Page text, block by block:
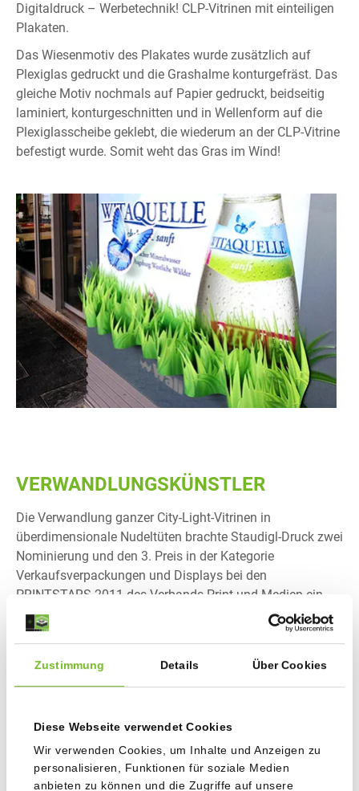
Zustimmung Details Über Cookies
Diese Webseite verwendet Cookies
Wir verwenden Cookies, um Inhalte und Anzeigen zu
personalisieren, Funktionen für soziale Medien
anbieten zu können und die Zugriffe auf unsere
Digitaldruck – Werbetechnik! CLP-Vitrinen mit einteiligen
Plakaten.
Das Wiesenmotiv des Plakates wurde zusätzlich auf
Plexiglas gedruckt und die Grashalme konturgefräst. Das
gleiche Motiv nochmals auf Papier gedruckt, beidseitig
laminiert, konturgeschnitten und in Wellenform auf die
Plexiglasscheibe geklebt, die wiederum an der CLP-Vitrine
befestigt wurde. Somit weht das Gras im Wind!
VERWANDLUNGSKÜNSTLER
Die Verwandlung ganzer City-Light-Vitrinen in
überdimensionale Nudeltüten brachte Staudigl-Druck zwei
Nominierung und den 3. Preis in der Kategorie
Verkaufsverpackungen und Displays bei den
PRINTSTARS 2011 des Verbands Print und Medien ein.
Dank unserer Digitaldruckerei und eigener
Werbemittelproduktion sind wir in der Lage, diese
außergewöhnlichen Projekte zu realisieren.